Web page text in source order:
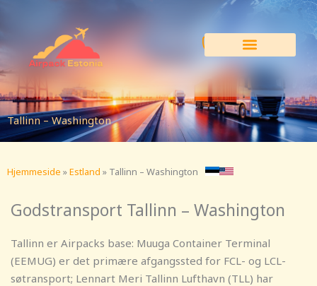
indhold
Tallinn – Washington
Hjemmeside »Estland » Tallinn – Washington
Godstransport Tallinn – Washington
Tallinn er Airpacks base: Muuga Container Terminal
(EEMUG) er det primære afgangssted for FCL- og LCL-
søtransport; Lennart Meri Tallinn Lufthavn (TLL) har